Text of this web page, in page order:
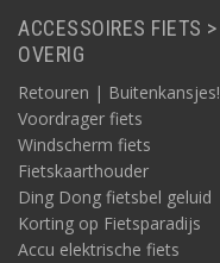
ACCESSOIRES FIETS >
OVERIG
Retouren | Buitenkansjes!
Voordrager fiets
Windscherm fiets
Fietskaarthouder
Ding Dong fietsbel geluid
Korting op Fietsparadijs
Accu elektrische fiets